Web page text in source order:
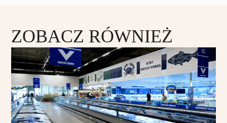
ZOBACZ RÓWNIEŻ